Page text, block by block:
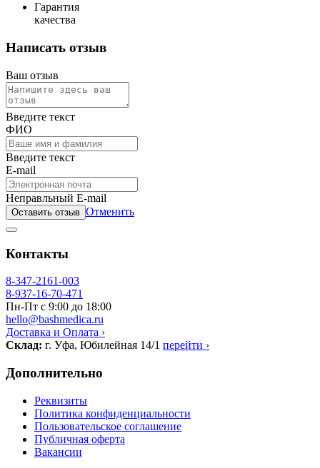
Гарантия
качества
Написать отзыв
Ваш отзыв
Введите текст
ФИО
Введите текст
E-mail
Неправльный E-mail
Оставить отзыв Отменить
Контакты
8-347-2161-003
8-937-16-70-471
Пн-Пт с 9:00 до 18:00
hello@bashmedica.ru
Доставка и Оплата ›
Склад: г. Уфа, Юбилейная 14/1 перейти ›
Дополнительно
Реквизиты
Политика конфиденциальности
Пользовательское соглашение
Публичная оферта
Вакансии